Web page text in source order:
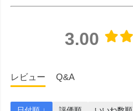
ルギャラリー国分寺店 東京
ール国分寺ビル ■メモリアル
ギャラリー千葉店 千葉県千
数珠 #念珠 #線香 #ローソク
手元供養 #お墓参り #墓じま
3.00
レビュー Q&A